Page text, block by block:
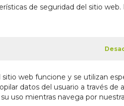
de seguridad del sitio web.
web funcione y se utilizan
datos del usuario a través de
uso mientras navega por
SAGRADA
17,50 €
Añadir a la cesta